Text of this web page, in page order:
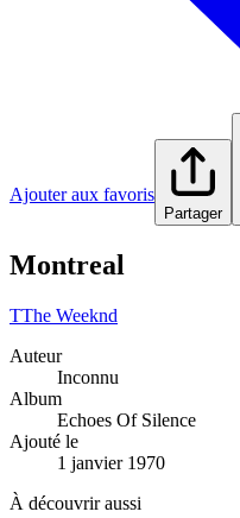
Ajouter aux favoris
Partager
Montreal
TThe Weeknd
Auteur
Inconnu
Album
Echoes Of Silence
Ajouté le
1 janvier 1970
À découvrir aussi